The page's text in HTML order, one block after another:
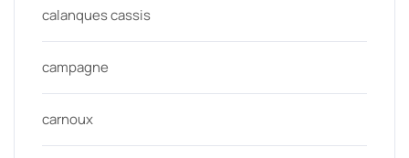
calanques cassis
campagne
carnoux